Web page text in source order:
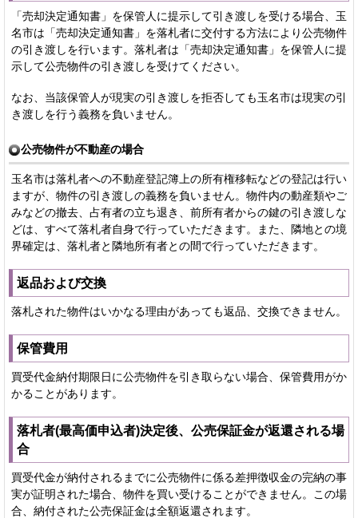
「売却決定通知書」を保管人に提示して引き渡しを受ける場合、玉
名市は「売却決定通知書」を落札者に交付する方法により公売物件
の引き渡しを行います。落札者は「売却決定通知書」を保管人に提
示して公売物件の引き渡しを受けてください。
なお、当該保管人が現実の引き渡しを拒否しても玉名市は現実の引
き渡しを行う義務を負いません。
公売物件が不動産の場合
玉名市は落札者への不動産登記簿上の所有権移転などの登記は行い
ますが、物件の引き渡しの義務を負いません。物件内の動産類やご
みなどの撤去、占有者の立ち退き、前所有者からの鍵の引き渡しな
どは、すべて落札者自身で行っていただきます。また、隣地との境
界確定は、落札者と隣地所有者との間で行っていただきます。
返品および交換
落札された物件はいかなる理由があっても返品、交換できません。
保管費用
買受代金納付期限日に公売物件を引き取らない場合、保管費用がか
かることがあります。
落札者(最高価申込者)決定後、公売保証金が返還される場
合
買受代金が納付されるまでに公売物件に係る差押徴収金の完納の事
実が証明された場合、物件を買い受けることができません。この場
合、納付された公売保証金は全額返還されます。